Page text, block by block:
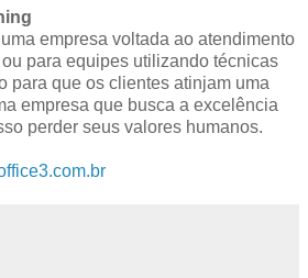
empresa voltada ao atendimento
para equipes utilizando técnicas
para que os clientes atinjam uma
empresa que busca a excelência
perder seus valores humanos.